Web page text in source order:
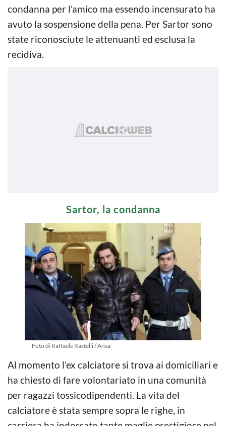
condanna per l’amico ma essendo incensurato ha
avuto la sospensione della pena. Per Sartor sono
state riconosciute le attenuanti ed esclusa la
recidiva.
Sartor, la condanna
Foto di Raffaele Rastelli / Ansa
Al momento l’ex calciatore si trova ai domiciliari e
ha chiesto di fare volontariato in una comunità
per ragazzi tossicodipendenti. La vita del
calciatore è stata sempre sopra le righe, in